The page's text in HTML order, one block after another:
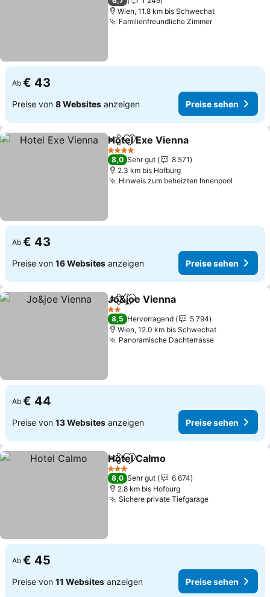
Wien, 11.8 km bis Schwechat
Familienfreundliche Zimmer
Ab € 43
Preise von 8 Websites anzeigen Preise sehen
TeilenZu Favoriten hinzufügen
Hotel Exe Vienna
4 Sterne
8,0 Sehr gut
8 571
2.3 km bis Hofburg
Hinweis zum beheizten Innenpool
Ab € 43
Preise von 16 Websites anzeigen Preise sehen
TeilenZu Favoriten hinzufügen
Jo&joe Vienna
2 Sterne
8,5 Hervorragend
5 794
Wien, 12.0 km bis Schwechat
Panoramische Dachterrasse
Ab € 44
Preise von 13 Websites anzeigen Preise sehen
TeilenZu Favoriten hinzufügen
Hotel Calmo
3 Sterne
8,0 Sehr gut
6 674
2.8 km bis Hofburg
Sichere private Tiefgarage
Ab € 45
Preise von 11 Websites anzeigen Preise sehen